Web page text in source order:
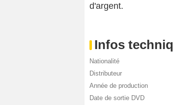
d'argent.
Infos
Nationalité
Distributeur
Année de production
Date de sortie DVD